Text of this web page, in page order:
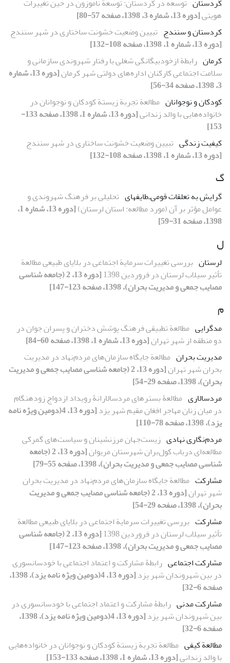
هویتی[دوره 13، شماره 3، 1398، صفحه 57-80]
کردستان و سنندج تبیین وضعیت خشونت ‌ساختاری در شهر‌ سنندج
[دوره 13، شماره 1، 1398، صفحه 108-132]
کرمان رابطة ازخودبیگانگی شغلی با رفتار شهروندی سازمانی و
سلامت اجتماعی کارکنان اداره‌های دولتی شهر کرمان
[دوره 13، شماره
3، 1398، صفحه 34-56]
کودکان و نوجوانان مطالعة تجربة زیستة کودکان و نوجوانان در
خانواده‌هایی با والد زندانی
[دوره 13، شماره 1، 1398، صفحه 133-
153]
کیفیت زندگی تبیین وضعیت خشونت ‌ساختاری در شهر‌ سنندج
[دوره 13، شماره 1، 1398، صفحه 108-132]
گ
گرایش به تعلقات قومی‌ـ‌طایفهای تحلیلی بر فرهنگ شهروندی و
عوامل مؤثر بر آن (مورد مطالعه: استان لرستان)
[دوره 13، شماره 1،
1398، صفحه 31-59]
ل
لرستان بررسی تغییرات سرمایة اجتماعی در بلایای طبیعی مطالعة
تأثیر سیلاب لرستان در فروردین 1398
[دوره 13، 2 (جامعه شناسی
مصایب جمعی و مدیریت بحران)، 1398، صفحه 123-147]
م
مدگرایی مطالعة تطبیقی فرهنگ پوشش دختران و پسران جوان در
دو منطقه از شهر تهران[دوره 13، شماره 1، 1398، صفحه 60-84]
مدیریت بحران مطالعة جایگاه سازمان‌های مردم‌نهاد در مدیریت
بحران شهر تهران
[دوره 13، 2 (جامعه شناسی مصایب جمعی و مدیریت
بحران)، 1398، صفحه 29-54]
مردسالاری مطالعۀ‌ بسترهای مردسالارانۀ‌ رویداد ازدواج زودهنگام
در میان زنان مهاجر افغان مقیم شهر یزد
[دوره 13، 4(دومین ویژه نامه
یزد)، 1398، صفحه 78-110]
مردم‌نگاری ‌نهادی زیست‌جهان مرزنشینان و سیاست‌های گمرکی
مطالعه‌ای درباب کول‌بران شهرستان مریوان
[دوره 13، 2 (جامعه
شناسی مصایب جمعی و مدیریت بحران)، 1398، صفحه 55-79]
مشارکت مطالعة جایگاه سازمان‌های مردم‌نهاد در مدیریت بحران
شهر تهران
[دوره 13، 2 (جامعه شناسی مصایب جمعی و مدیریت
بحران)، 1398، صفحه 29-54]
مشارکت بررسی تغییرات سرمایة اجتماعی در بلایای طبیعی مطالعة
تأثیر سیلاب لرستان در فروردین 1398
[دوره 13، 2 (جامعه شناسی
مصایب جمعی و مدیریت بحران)، 1398، صفحه 123-147]
مشارکت اجتماعی رابطۀ مشارکت و اعتماد اجتماعی با خودسانسوری
در بین شهروندان شهر یزد
[دوره 13، 4(دومین ویژه نامه یزد)، 1398،
صفحه 6-32]
مشارکت مدنی رابطۀ مشارکت و اعتماد اجتماعی با خودسانسوری در
بین شهروندان شهر یزد
[دوره 13، 4(دومین ویژه نامه یزد)، 1398،
صفحه 6-32]
مطالعة کیفی مطالعة تجربة زیستة کودکان و نوجوانان در خانواده‌هایی
با والد زندانی[دوره 13، شماره 1، 1398، صفحه 133-153]